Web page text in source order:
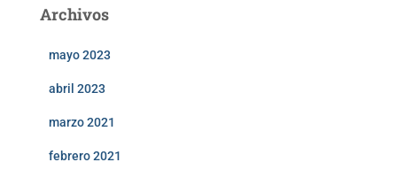
Archivos
mayo 2023
abril 2023
marzo 2021
febrero 2021